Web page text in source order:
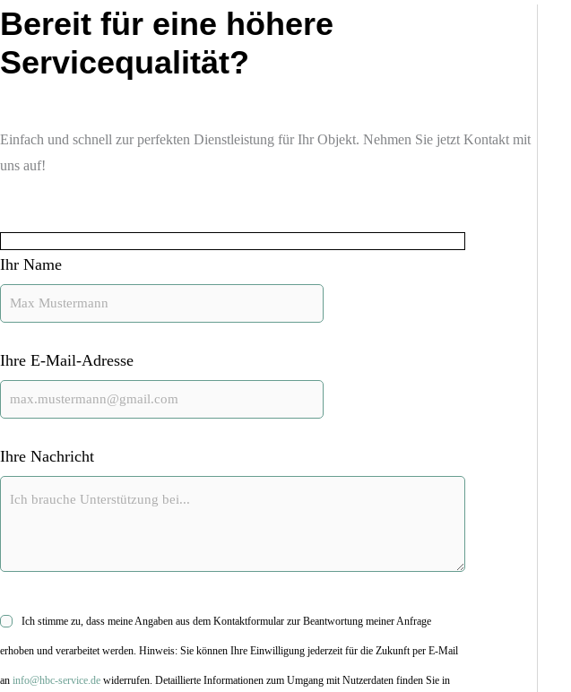
Bereit für eine höhere
Servicequalität?
Einfach und schnell zur perfekten Dienstleistung für Ihr Objekt. Nehmen Sie jetzt Kontakt mit
uns auf!
Ihr Name
Ihre E-Mail-Adresse
Ihre Nachricht
Ich stimme zu, dass meine Angaben aus dem Kontaktformular zur Beantwortung meiner Anfrage
erhoben und verarbeitet werden. Hinweis: Sie können Ihre Einwilligung jederzeit für die Zukunft per E-Mail
an info@hbc-service.de widerrufen. Detaillierte Informationen zum Umgang mit Nutzerdaten finden Sie in